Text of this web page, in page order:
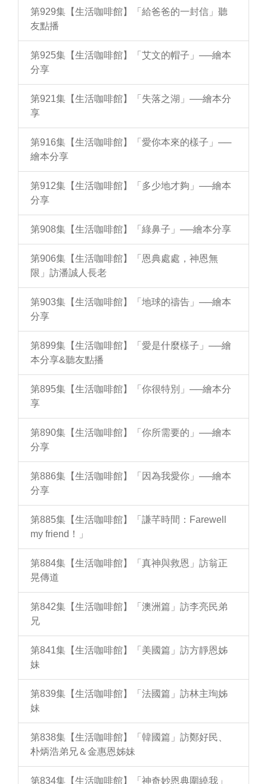
第929集【生活咖啡館】「給爸爸的一封信」聽
友點播
第925集【生活咖啡館】「艾文的帽子」──繪本
分享
第921集【生活咖啡館】「失落之湖」──繪本分
享
第916集【生活咖啡館】「愛你本來的樣子」──
繪本分享
第912集【生活咖啡館】「多少地才夠」──繪本
分享
第908集【生活咖啡館】「綠鼻子」──繪本分享
第906集【生活咖啡館】「恩典處處，神恩無
限」訪潘誠人長老
第903集【生活咖啡館】「地球的禱告」──繪本
分享
第899集【生活咖啡館】「愛是什麼樣子」──繪
本分享&聽友點播
第895集【生活咖啡館】「你很特別」──繪本分
享
第890集【生活咖啡館】「你所需要的」──繪本
分享
第886集【生活咖啡館】「因為我愛你」──繪本
分享
第885集【生活咖啡館】「謙芊時間：Farewell
my friend！」
第884集【生活咖啡館】「真神與救恩」訪翁正
晃傳道
第842集【生活咖啡館】「澳洲篇」訪李亮民弟
兄
第841集【生活咖啡館】「美國篇」訪方靜恩姊
妹
第839集【生活咖啡館】「法國篇」訪林主珣姊
妹
第838集【生活咖啡館】「韓國篇」訪鄭好民、
朴炳浩弟兄＆金惠恩姊妹
第834集【生活咖啡館】「神奇妙恩典圍繞我」